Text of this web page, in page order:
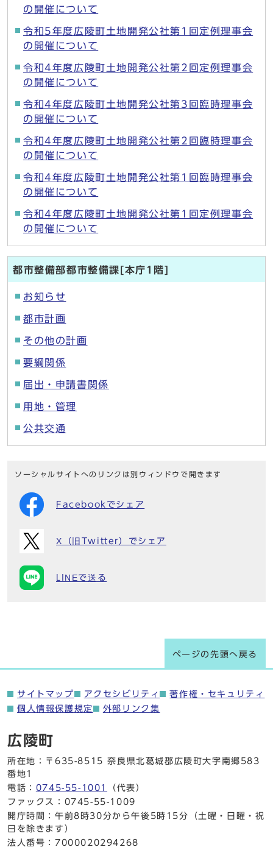
の開催について
令和5年度広陵町土地開発公社第1回定例理事会
の開催について
令和4年度広陵町土地開発公社第2回定例理事会
の開催について
令和4年度広陵町土地開発公社第3回臨時理事会
の開催について
令和4年度広陵町土地開発公社第2回臨時理事会
の開催について
令和4年度広陵町土地開発公社第1回臨時理事会
の開催について
令和4年度広陵町土地開発公社第1回定例理事会
の開催について
都市整備部都市整備課[本庁1階]
お知らせ
都市計画
その他の計画
要綱関係
届出・申請書関係
用地・管理
公共交通
ソーシャルサイトへのリンクは別ウィンドウで開きます
Facebookでシェア
X（旧Twitter）でシェア
LINEで送る
ページの先頭へ戻る
サイトマップ アクセシビリティ
著作権・セキュリティ
個人情報保護規定
外部リンク集
広陵町
所在地：〒635-8515 奈良県北葛城郡広陵町大字南郷583
番地1
電話： 0745-55-1001
（代表）
ファックス：0745-55-1009
開庁時間：午前8時30分から午後5時15分（土曜・日曜・祝
日を除きます）
法人番号：7000020294268